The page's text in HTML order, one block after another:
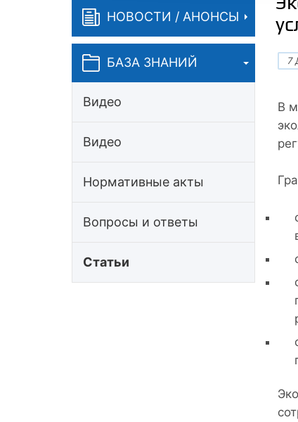
НОВОСТИ / АНОНСЫ
БАЗА ЗНАНИЙ
Видео
Видео
Нормативные акты
Вопросы и ответы
Статьи
7
В